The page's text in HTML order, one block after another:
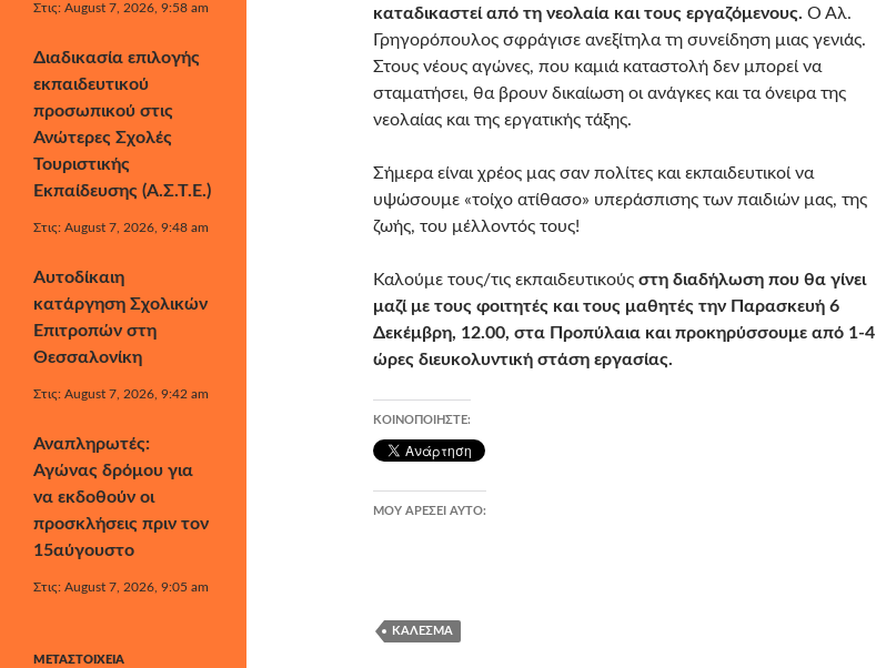
καταδικαστεί από τη νεολαία και τους εργαζόμενους. Ο Αλ.
Γρηγορόπουλος σφράγισε ανεξίτηλα τη συνείδηση μιας γενιάς.
Στους νέους αγώνες, που καμιά καταστολή δεν μπορεί να
σταματήσει, θα βρουν δικαίωση οι ανάγκες και τα όνειρα της
νεολαίας και της εργατικής τάξης.
Σήμερα είναι χρέος μας σαν πολίτες και εκπαιδευτικοί να
υψώσουμε «τοίχο ατίθασο» υπεράσπισης των παιδιών μας, της
ζωής, του μέλλοντός τους!
Καλούμε τους/τις εκπαιδευτικούς στη διαδήλωση που θα γίνει
μαζί με τους φοιτητές και τους μαθητές την Παρασκευή 6
Δεκέμβρη, 12.00, στα Προπύλαια και προκηρύσσουμε από 1-4
ώρες διευκολυντική στάση εργασίας.
ΚΟΙΝΟΠΟΙΉΣΤΕ:
ΜΟΥ ΑΡΈΣΕΙ ΑΥΤΌ:
ΚΆΛΕΣΜΑ
Στις: August 7, 2026, 9:58 am
Διαδικασία επιλογής
εκπαιδευτικού
προσωπικού στις
Ανώτερες Σχολές
Τουριστικής
Εκπαίδευσης (Α.Σ.Τ.Ε.)
Στις: August 7, 2026, 9:48 am
Αυτοδίκαιη
κατάργηση Σχολικών
Επιτροπών στη
Θεσσαλονίκη
Στις: August 7, 2026, 9:42 am
Αναπληρωτές:
Αγώνας δρόμου για
να εκδοθούν οι
προσκλήσεις πριν τον
15αύγουστο
Στις: August 7, 2026, 9:05 am
ΜΕΤΑΣΤΟΙΧΕΊΑ